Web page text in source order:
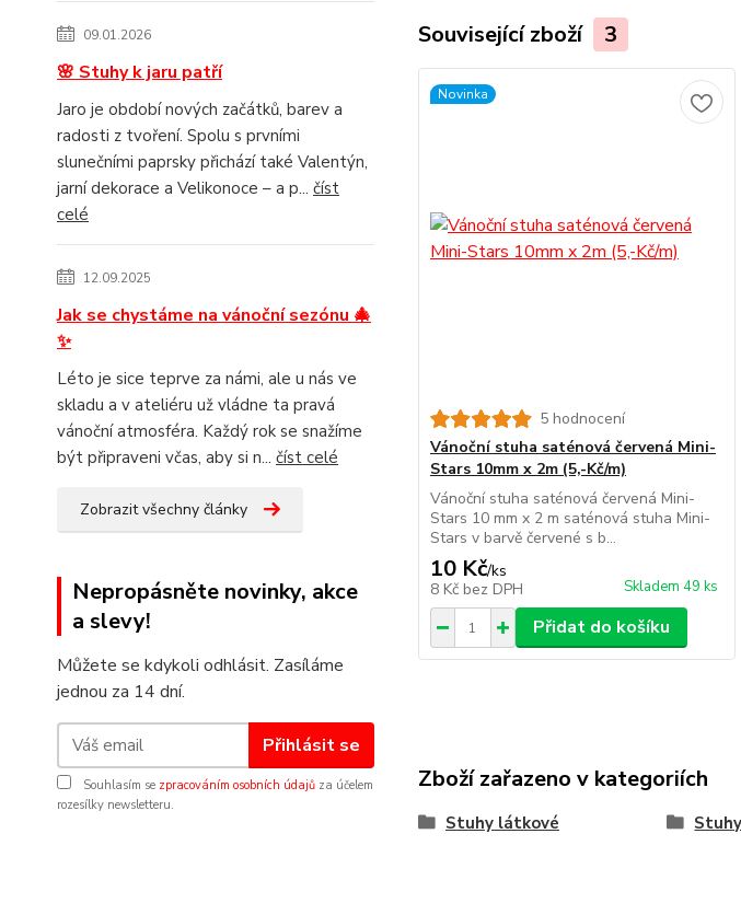
09.01.2026
🌸 Stuhy k jaru patří
Jaro je období nových začátků, barev a
radosti z tvoření. Spolu s prvními
slunečními paprsky přichází také Valentýn,
jarní dekorace a Velikonoce – a p... číst
celé
12.09.2025
Jak se chystáme na vánoční sezónu 🎄
✨
Léto je sice teprve za námi, ale u nás ve
skladu a v ateliéru už vládne ta pravá
vánoční atmosféra. Každý rok se snažíme
být připraveni včas, aby si n... číst celé
Zobrazit všechny články
Nepropásněte novinky, akce
a slevy!
Můžete se kdykoli odhlásit. Zasíláme
jednou za 14 dní.
Přihlásit se
Souhlasím se zpracováním osobních údajů za účelem
rozesílky newsletteru.
Související zboží 3
Novinka
5 hodnocení
Vánoční stuha saténová červená Mini-
Stars 10mm x 2m (5,-Kč/m)
Vánoční stuha saténová červená Mini-
Stars 10 mm x 2 m saténová stuha Mini-
Stars v barvě červené s b...
10 Kč/ks
8 Kč bez DPH Skladem 49 ks
Přidat do košíku
Zboží zařazeno v kategoriích
Stuhy látkové